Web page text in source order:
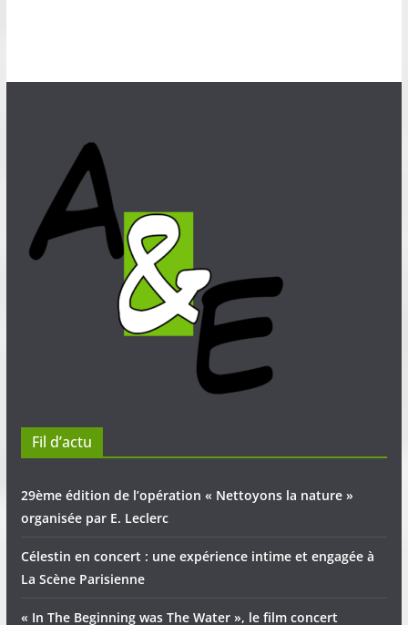
Fil d’actu
29ème édition de l’opération « Nettoyons la nature »
organisée par E. Leclerc
Célestin en concert : une expérience intime et engagée à
La Scène Parisienne
« In The Beginning was The Water », le film concert